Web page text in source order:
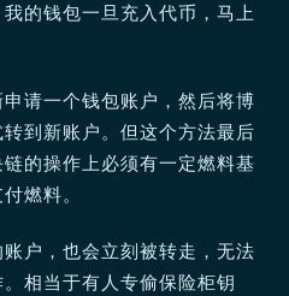
的钱包一旦充入代币，马上
请一个钱包账户，然后将博
到新账户。但这个方法最后
的操作上必须有一定燃料基
燃料。
户，也会立刻被转走，无法
相当于有人专偷保险柜钥